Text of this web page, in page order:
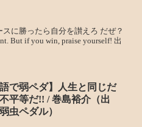
に勝ったら自分を讃えろ だぜ？
But if you win, praise yourself! 出
語で弱ペダ】人生と同じだ
平等だ!! / 巻島裕介（出
虫ペダル）